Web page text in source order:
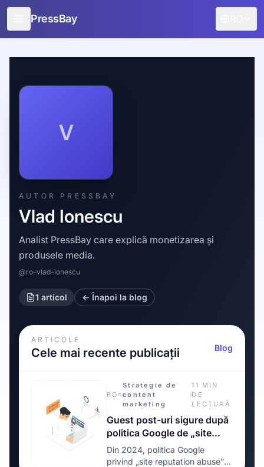
PressBay
Cum funcționează
Conectare
V
AUTOR PRESSBAY
Vlad Ionescu
Analist PressBay care explică monetizarea și
produsele media.
@ro-vlad-ionescu
1 articol ← Înapoi la blog
ARTICOLE
Cele mai recente publicații Blog
RO
Strategie de
content
marketing
11 MIN
DE
LECTURĂ
Guest post-uri sigure după
politica Google de „site
reputation abuse”: reguli de
publicare pentru 2026
Din 2024, politica Google
privind „site reputation abuse” a